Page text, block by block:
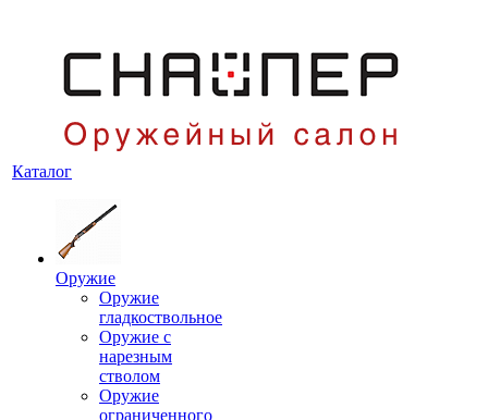
Каталог
Оружие
Оружие
гладкоствольное
Оружие с
нарезным
стволом
Оружие
ограниченного